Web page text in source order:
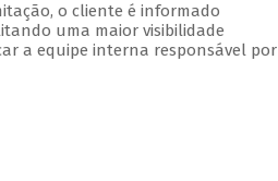
o cliente é informado
uma maior visibilidade
a equipe interna responsável por